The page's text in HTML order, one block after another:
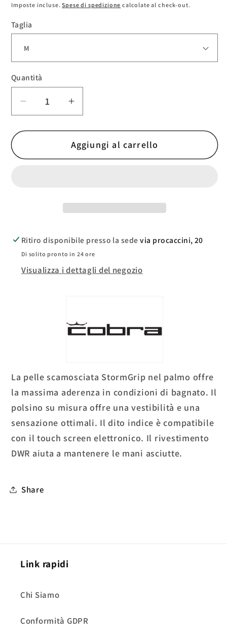
di
Imposte incluse.Spese di spedizione calcolate al check-out.
Taglia
Quantità
Quantità
Diminuisci
quantità
per
StormGrip
Aumenta
quantità
per
Cobra
StormGrip
Uomo
Aggiungi al carrello
Ritiro disponibile presso la sedevia procaccini, 20
Di solito pronto in 24 ore
Visualizza i dettagli del negozio
La pelle scamosciata StormGrip nel palmo offre
la massima aderenza in condizioni di bagnato. Il
polsino su misura offre una vestibilità e una
sensazione ottimali. Il dito indice è compatibile
con il touch screen elettronico. Il rivestimento
DWR aiuta a mantenere le mani asciutte.
Share
Link rapidi
Chi Siamo
Conformità GDPR